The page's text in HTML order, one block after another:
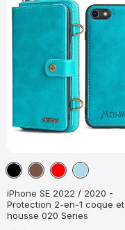
NoirMarronRouge
Bleu
iPhone SE 2022 / 2020 -
Protection 2-en-1 coque et
housse 020 Series